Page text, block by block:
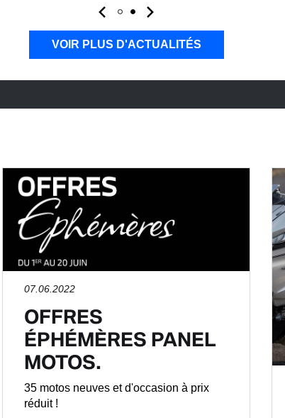
VOIR PLUS D'ACTUALITÉS
07.06.2022
OFFRES
ÉPHÉMÈRES PANEL
MOTOS.
35 motos neuves et d'occasion à prix
réduit !